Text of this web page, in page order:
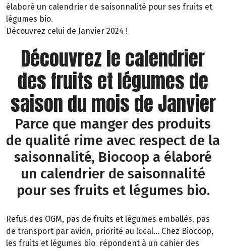
élaboré un calendrier de saisonnalité pour ses fruits et
légumes bio.
Découvrez celui de Janvier 2024 !
Découvrez le calendrier
des fruits et légumes de
saison du mois de Janvier
Parce que manger des produits
de qualité rime avec respect de la
saisonnalité, Biocoop a élaboré
un calendrier de saisonnalité
pour ses fruits et légumes bio.
Refus des OGM, pas de fruits et légumes emballés, pas
de transport par avion, priorité au local… Chez Biocoop,
les fruits et légumes bio répondent à un cahier des